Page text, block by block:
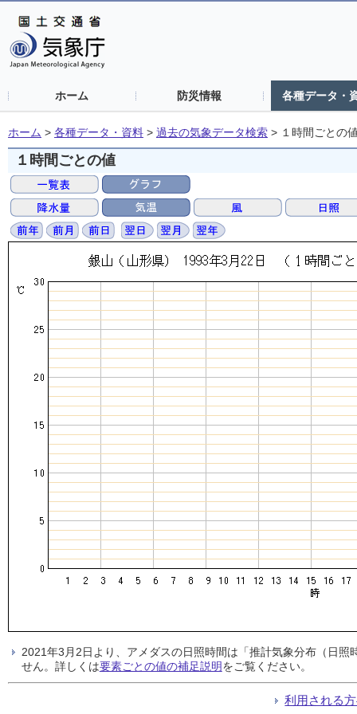
ホーム 防災情報 各種データ・
ホーム > 各種データ・資料 > 過去の気象データ検索 > １時間ごとの
１時間ごとの値
2021年3月2日より、アメダスの日照時間は「推計気象分布（日
せん。詳しくは要素ごとの値の補足説明をご覧ください。
利用される